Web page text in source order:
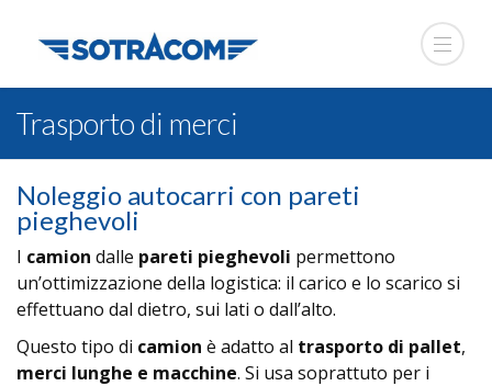
Trasporto di merci
Noleggio autocarri con pareti
pieghevoli
I camion dalle pareti pieghevoli permettono
un’ottimizzazione della logistica: il carico e lo scarico si
effettuano dal dietro, sui lati o dall’alto.
Questo tipo di camion è adatto al trasporto di pallet,
merci lunghe e macchine. Si usa soprattuto per i